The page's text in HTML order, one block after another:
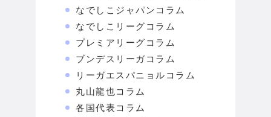
なでしこジャパンコラム
なでしこリーグコラム
プレミアリーグコラム
ブンデスリーガコラム
リーガエスパニョルコラム
丸山龍也コラム
各国代表コラム